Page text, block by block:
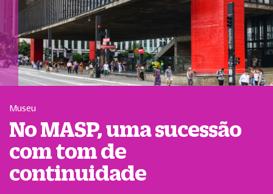
Museu
No MASP, uma sucessão
com tom de
continuidade